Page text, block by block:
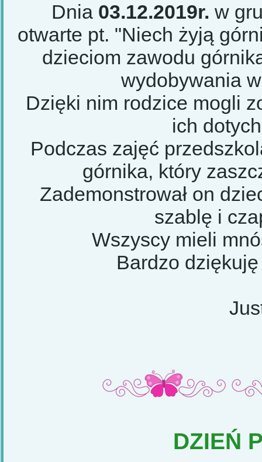
Dnia 03.12.2019r. w
otwarte pt. "Niech żyją
dzieciom zawodu
wydobywania
Dzięki nim rodzice mogli
ich
Podczas zajęć
górnika, który
Zademonstrował on
szablę i
Wszyscy mieli
Bardzo
DZIEŃ